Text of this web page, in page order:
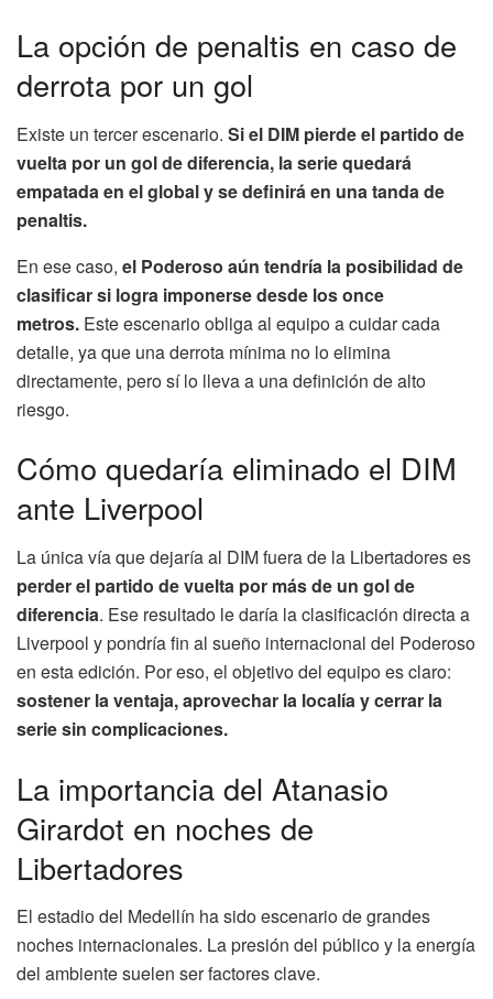
La opción de penaltis en caso de
derrota por un gol
Existe un tercer escenario. Si el DIM pierde el partido de
vuelta por un gol de diferencia, la serie quedará
empatada en el global y se definirá en una tanda de
penaltis.
En ese caso, el Poderoso aún tendría la posibilidad de
clasificar si logra imponerse desde los once
metros. Este escenario obliga al equipo a cuidar cada
detalle, ya que una derrota mínima no lo elimina
directamente, pero sí lo lleva a una definición de alto
riesgo.
Cómo quedaría eliminado el DIM
ante Liverpool
La única vía que dejaría al DIM fuera de la Libertadores es
perder el partido de vuelta por más de un gol de
diferencia. Ese resultado le daría la clasificación directa a
Liverpool y pondría fin al sueño internacional del Poderoso
en esta edición. Por eso, el objetivo del equipo es claro:
sostener la ventaja, aprovechar la localía y cerrar la
serie sin complicaciones.
La importancia del Atanasio
Girardot en noches de
Libertadores
El estadio del Medellín ha sido escenario de grandes
noches internacionales. La presión del público y la energía
del ambiente suelen ser factores clave.